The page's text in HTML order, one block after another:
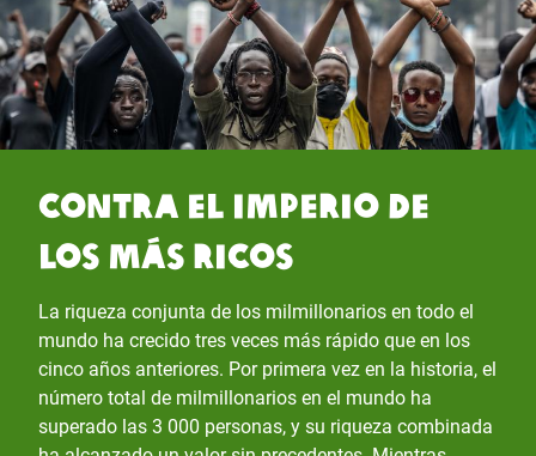
Contra el Imperio de
los Más Ricos
La riqueza conjunta de los milmillonarios en todo el
mundo ha crecido tres veces más rápido que en los
cinco años anteriores. Por primera vez en la historia, el
número total de milmillonarios en el mundo ha
superado las 3 000 personas, y su riqueza combinada